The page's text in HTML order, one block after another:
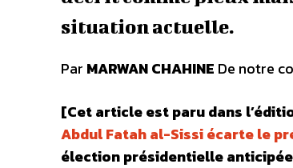
situation actuelle.
Par MARWAN CHAHINE De notre
[Cet article est paru dans
Abdul Fatah al-Sissi écarte le
élection présidentielle